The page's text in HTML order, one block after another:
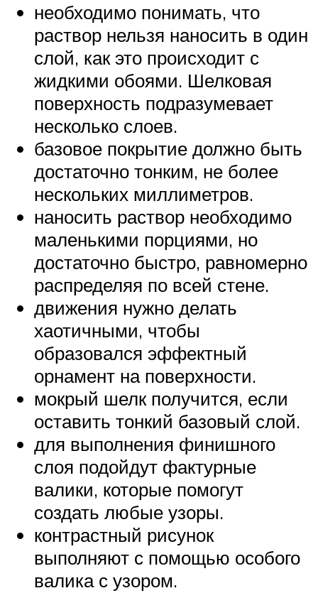
необходимо понимать, что
раствор нельзя наносить в один
слой, как это происходит с
жидкими обоями. Шелковая
поверхность подразумевает
несколько слоев.
базовое покрытие должно быть
достаточно тонким, не более
нескольких миллиметров.
наносить раствор необходимо
маленькими порциями, но
достаточно быстро, равномерно
распределяя по всей стене.
движения нужно делать
хаотичными, чтобы
образовался эффектный
орнамент на поверхности.
мокрый шелк получится, если
оставить тонкий базовый слой.
для выполнения финишного
слоя подойдут фактурные
валики, которые помогут
создать любые узоры.
контрастный рисунок
выполняют с помощью особого
валика с узором.